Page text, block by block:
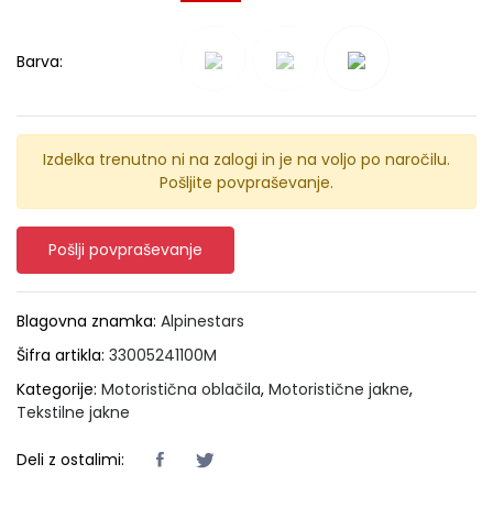
Barva:
Izdelka trenutno ni na zalogi in je na voljo po naročilu.
Pošljite povpraševanje.
Pošlji povpraševanje
Blagovna znamka: Alpinestars
Šifra artikla: 33005241100M
Kategorije: Motoristična oblačila, Motoristične jakne,
Tekstilne jakne
Deli z ostalimi: